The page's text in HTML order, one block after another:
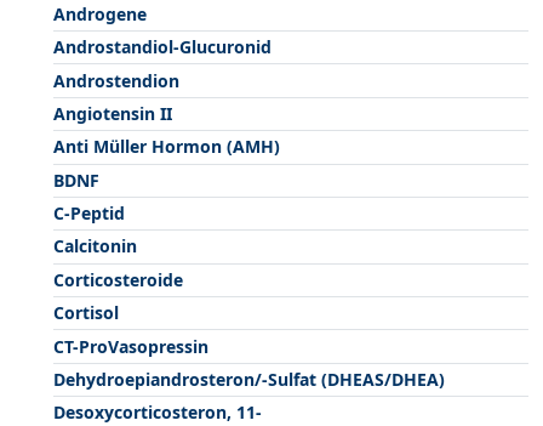
Androgene
Androstandiol-Glucuronid
Androstendion
Angiotensin II
Anti Müller Hormon (AMH)
BDNF
C-Peptid
Calcitonin
Corticosteroide
Cortisol
CT-ProVasopressin
Dehydroepiandrosteron/-Sulfat (DHEAS/DHEA)
Desoxycorticosteron, 11-